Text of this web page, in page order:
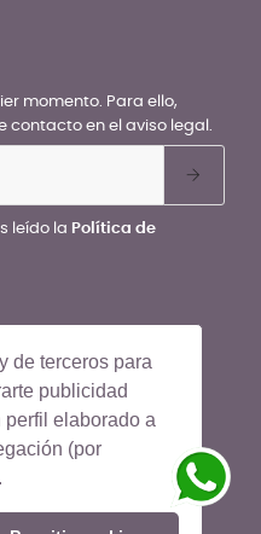
de terceros para
publicidad
elaborado a
(por
momento. Para ello,
contacto en el aviso legal.
leído la Política de
derechos reservados